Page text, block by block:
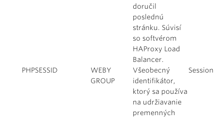
doručil
poslednú
stránku. Súvisí
so softvérom
HAProxy Load
Balancer.
PHPSESSID
WEBY
GROUP
Všeobecný
identifikátor,
ktorý sa používa
na udržiavanie
premenných
Session